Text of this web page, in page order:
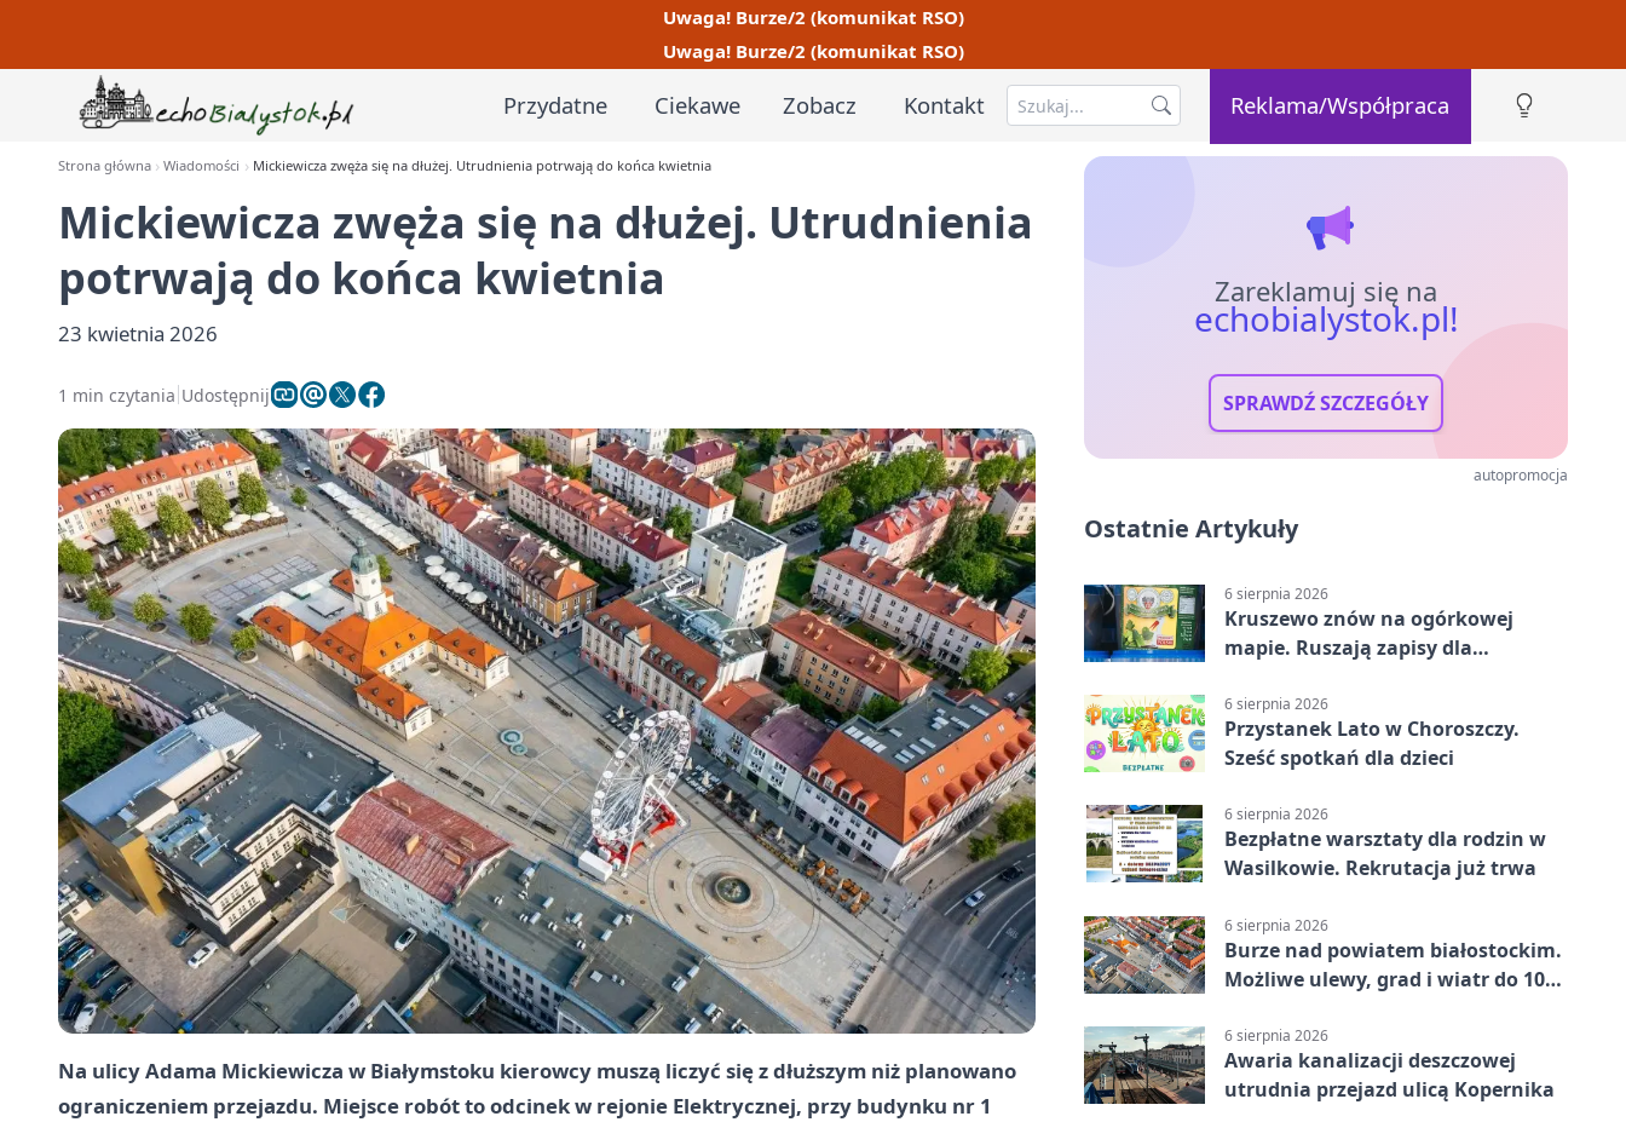
Uwaga! Burze/2 (komunikat RSO)
Uwaga! Burze/2 (komunikat RSO)
Przydatne Ciekawe Zobacz Kontakt Reklama/Współpraca
Strona główna Wiadomości Mickiewicza zwęża się na dłużej. Utrudnienia potrwają do końca kwietnia
Mickiewicza zwęża się na dłużej. Utrudnienia
potrwają do końca kwietnia
23 kwietnia 2026
1 min czytania Udostępnij
Na ulicy Adama Mickiewicza w Białymstoku kierowcy muszą liczyć się z dłuższym niż planowano
ograniczeniem przejazdu. Miejsce robót to odcinek w rejonie Elektrycznej, przy budynku nr 1
Zareklamuj się na
echobialystok.pl!
SPRAWDŹ SZCZEGÓŁY
autopromocja
Ostatnie Artykuły
6 sierpnia 2026
Kruszewo znów na ogórkowej
mapie. Ruszają zapisy dla
6 sierpnia 2026
Przystanek Lato w Choroszczy.
Sześć spotkań dla dzieci
6 sierpnia 2026
Bezpłatne warsztaty dla rodzin w
Wasilkowie. Rekrutacja już trwa
6 sierpnia 2026
Burze nad powiatem białostockim.
Możliwe ulewy, grad i wiatr do 100
6 sierpnia 2026
Awaria kanalizacji deszczowej
utrudnia przejazd ulicą Kopernika